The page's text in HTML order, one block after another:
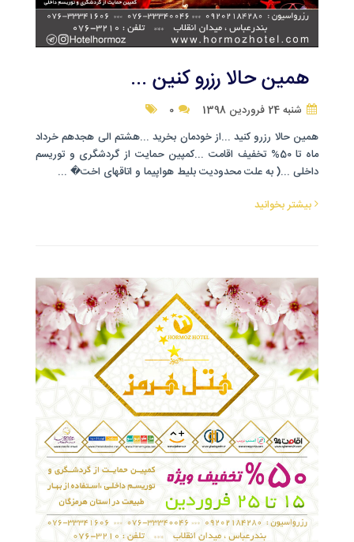
همین حالا رزرو کنین ...
شنبه 24 فروردین 1398
همین حالا رزرو کنید ...از خودمان بخرید ...هشتم الی هجدهم خرداد
ماه تا 50% تخفیف اقامت ...کمپین حمایت از گردشگری و توریسم
داخلی ...( به علت محدودیت بلیط هواپیما و اتاقهای اخت� ...
بیشتر بخوانید